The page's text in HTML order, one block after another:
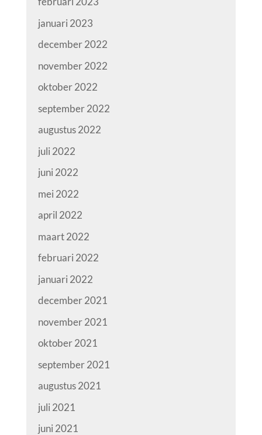
januari 2023
december 2022
november 2022
oktober 2022
september 2022
augustus 2022
juli 2022
juni 2022
mei 2022
april 2022
maart 2022
februari 2022
januari 2022
december 2021
november 2021
oktober 2021
september 2021
augustus 2021
juli 2021
juni 2021